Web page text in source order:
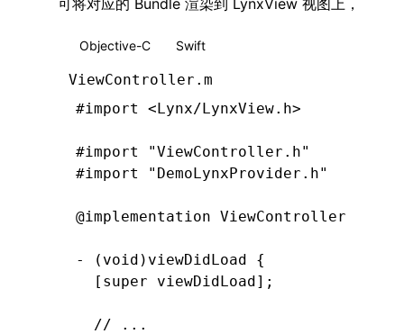
Objective-C Swift
ViewController.m
#import
<Lynx/LynxView.h>
#import
"ViewController.h"
#import
"DemoLynxProvider.h"
@implementation ViewController
- ( void ) viewDidLoad {
  [super
viewDidLoad];
  // ...